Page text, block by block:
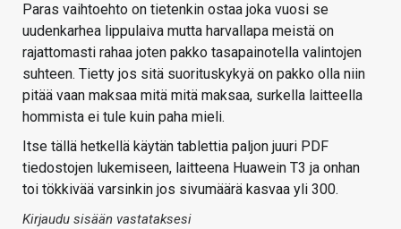
Paras vaihtoehto on tietenkin ostaa joka vuosi se
uudenkarhea lippulaiva mutta harvallapa meistä on
rajattomasti rahaa joten pakko tasapainotella valintojen
suhteen. Tietty jos sitä suorituskykyä on pakko olla niin
pitää vaan maksaa mitä mitä maksaa, surkella laitteella
hommista ei tule kuin paha mieli.
Itse tällä hetkellä käytän tablettia paljon juuri PDF
tiedostojen lukemiseen, laitteena Huawein T3 ja onhan
toi tökkivää varsinkin jos sivumäärä kasvaa yli 300.
Kirjaudu sisään vastataksesi